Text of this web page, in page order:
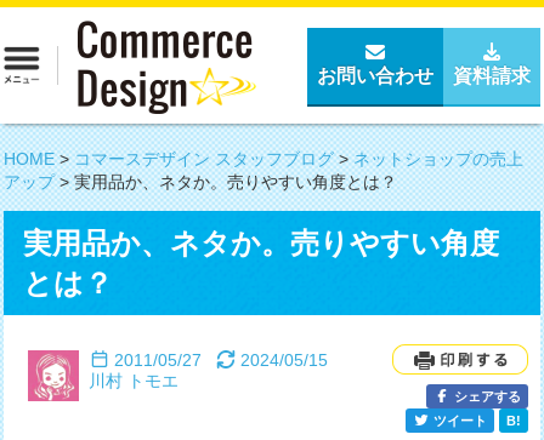
お問い合わせ 資料請求
HOME>コマースデザイン スタッフブログ>ネットショップの売上
アップ>実用品か、ネタか。売りやすい角度とは？
実用品か、ネタか。売りやすい角度
とは？
2011/05/27
2024/05/15
川村 トモエ
シェアする
ツイート
B!